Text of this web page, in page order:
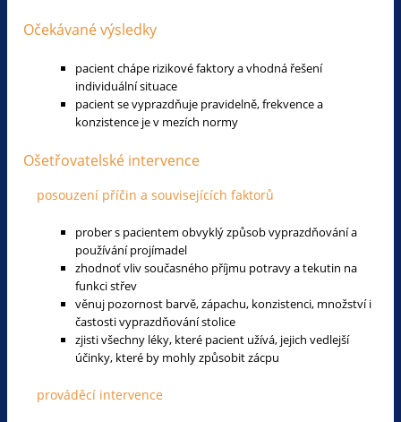
Očekávané výsledky
pacient chápe rizikové faktory a vhodná řešení
individuální situace
pacient se vyprazdňuje pravidelně, frekvence a
konzistence je v mezích normy
Ošetřovatelské intervence
posouzení příčin a souvisejících faktorů
prober s pacientem obvyklý způsob vyprazdňování a
používání projímadel
zhodnoť vliv současného příjmu potravy a tekutin na
funkci střev
věnuj pozornost barvě, zápachu, konzistenci, množství i
častosti vyprazdňování stolice
zjisti všechny léky, které pacient užívá, jejich vedlejší
účinky, které by mohly způsobit zácpu
prováděcí intervence